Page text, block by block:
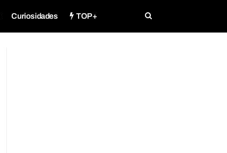
Curiosidades TOP+